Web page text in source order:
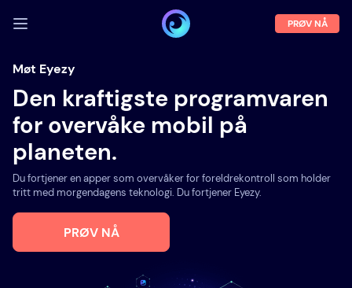
LOGG INN
Demo
Egenskaper
Om oss
Blogg
PRØV NÅ
Møt Eyezy
Den kraftigste programvaren
for overvåke mobil på
planeten.
Du fortjener en apper som overvåker for foreldrekontroll som holder
tritt med morgendagens teknologi. Du fortjener Eyezy.
PRØV NÅ